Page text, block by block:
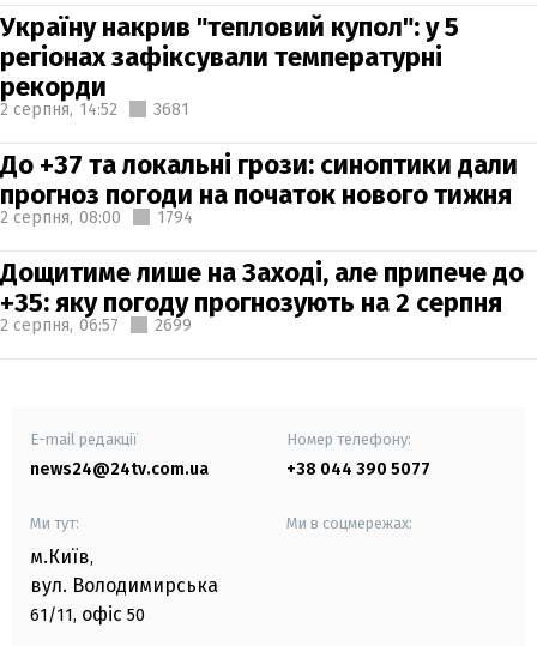
Україну накрив "тепловий купол": у 5
регіонах зафіксували температурні
рекорди
2 серпня, 14:52 3681
До +37 та локальні грози: синоптики дали
прогноз погоди на початок нового тижня
2 серпня, 08:00 1794
Дощитиме лише на Заході, але припече до
+35: яку погоду прогнозують на 2 серпня
2 серпня, 06:57 2699
E-mail редакції
news24@24tv.com.ua
Номер телефону:
+38 044 390 5077
Ми тут:
м.Київ,
вул. Володимирська
61/11, офіс 50
Ми в соцмережах: